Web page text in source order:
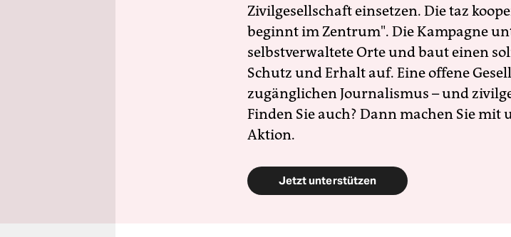
Zivilgesellschaft einsetzen. Die taz
beginnt im Zentrum". Die Kampagne
selbstverwaltete Orte und baut einen
Schutz und Erhalt auf. Eine offene
zugänglichen Journalismus – und
Finden Sie auch? Dann machen Sie
Aktion.
Jetzt unterstützen